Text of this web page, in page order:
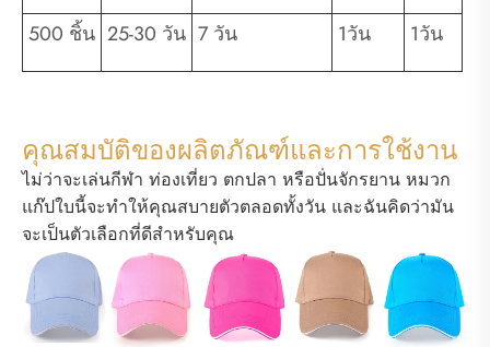
500 ชิ้น 25-30 วัน 7 วัน 1วัน 1วัน
คุณสมบัติของผลิตภัณฑ์และการใช้งาน
ไม่ว่าจะเล่นกีฬา ท่องเที่ยว ตกปลา หรือปั่นจักรยาน หมวก
แก๊ปใบนี้จะทำให้คุณสบายตัวตลอดทั้งวัน และฉันคิดว่ามัน
จะเป็นตัวเลือกที่ดีสำหรับคุณ